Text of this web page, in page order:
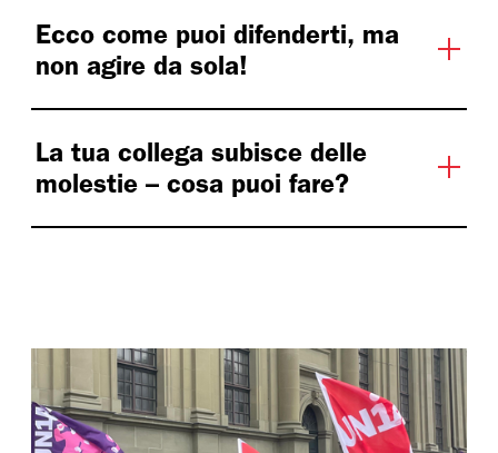
Ecco come puoi difenderti, ma
non agire da sola!
La tua collega subisce delle
molestie – cosa puoi fare?